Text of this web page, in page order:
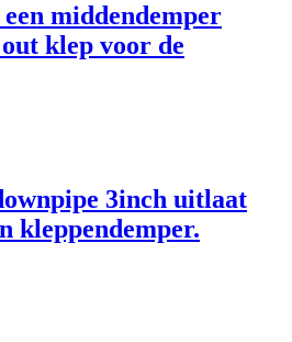
middendemper
klep voor de
3inch uitlaat
kleppendemper.